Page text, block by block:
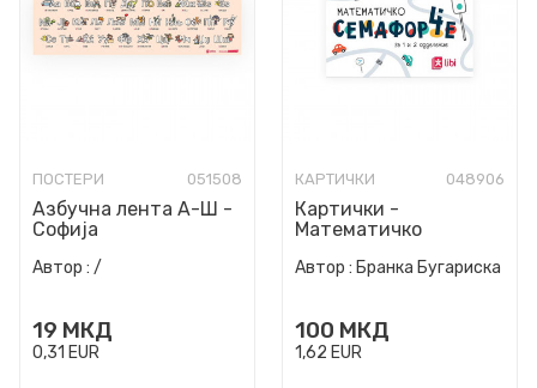
ПОСТЕРИ 051508
Азбучна лента А-Ш -
Софија
Автор : /
19 МКД
0,31 EUR
КАРТИЧКИ 048906
Картички -
Математичко
одделение
Автор : Бранка Бугариска
100 МКД
1,62 EUR